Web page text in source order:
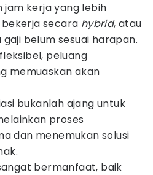
jam kerja yang lebih
secara hybrid, atau
belum sesuai harapan.
peluang
memuaskan akan
bukanlah ajang untuk
proses
dan menemukan solusi
bermanfaat, baik